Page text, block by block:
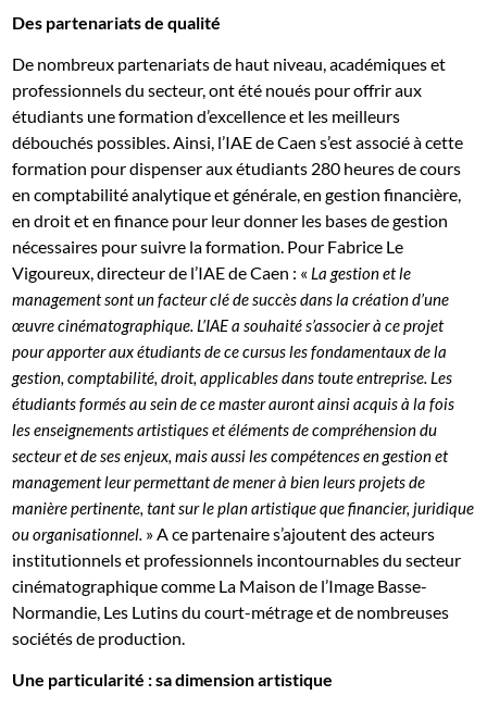
Des partenariats de qualité
De nombreux partenariats de haut niveau, académiques et
professionnels du secteur, ont été noués pour offrir aux
étudiants une formation d’excellence et les meilleurs
débouchés possibles. Ainsi, l’IAE de Caen s’est associé à cette
formation pour dispenser aux étudiants 280 heures de cours
en comptabilité analytique et générale, en gestion financière,
en droit et en finance pour leur donner les bases de gestion
nécessaires pour suivre la formation. Pour Fabrice Le
Vigoureux, directeur de l’IAE de Caen : « La gestion et le
management sont un facteur clé de succès dans la création d’une
œuvre cinématographique. L’IAE a souhaité s’associer à ce projet
pour apporter aux étudiants de ce cursus les fondamentaux de la
gestion, comptabilité, droit, applicables dans toute entreprise. Les
étudiants formés au sein de ce master auront ainsi acquis à la fois
les enseignements artistiques et éléments de compréhension du
secteur et de ses enjeux, mais aussi les compétences en gestion et
management leur permettant de mener à bien leurs projets de
manière pertinente, tant sur le plan artistique que financier, juridique
ou organisationnel. » A ce partenaire s’ajoutent des acteurs
institutionnels et professionnels incontournables du secteur
cinématographique comme La Maison de l’Image Basse-
Normandie, Les Lutins du court-métrage et de nombreuses
sociétés de production.
Une particularité : sa dimension artistique